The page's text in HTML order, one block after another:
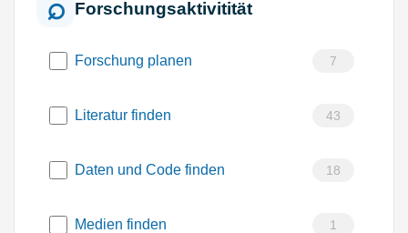
Forschungsaktivitität
Forschung planen 7
Literatur finden 43
Daten und Code finden 18
Medien finden 1